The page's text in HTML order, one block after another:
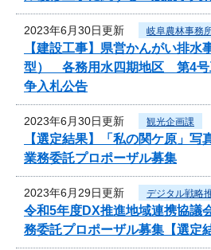
2023年6月30日更新 岐阜農林事務
【建設工事】県営かんがい排水
型） 各務用水四期地区 第4号
争入札公告
2023年6月30日更新 観光企画課
【選定結果】「私の関ケ原」写
業務委託プロポーザル募集
2023年6月29日更新 デジタル戦略
令和5年度DX推進地域連携協議
務委託プロポーザル募集【選定